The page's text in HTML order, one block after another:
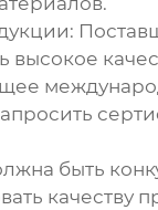
:
высокое
быть
качеству